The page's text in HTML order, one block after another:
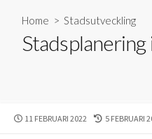
Home > Stadsutveckling
Stadsplanering
PUBLISHED
11 FEBRUARI 2022
LAST
5 FEBRUARI